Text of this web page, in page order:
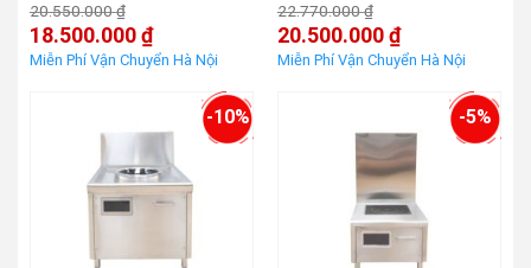
20.550.000₫
Giá
gốc
là:
18.500.000₫
Giá
22.770.000₫
Giá
gốc
là:
20.500.000₫
Giá
-10% -5%